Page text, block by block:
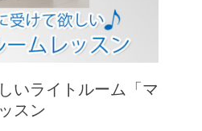
いライトルーム「マ
スン